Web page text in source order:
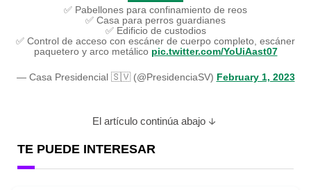
✅ Pabellones para confinamiento de reos
✅ Casa para perros guardianes
✅ Edificio de custodios
✅ Control de acceso con escáner de cuerpo completo, escáner
paquetero y arco metálico pic.twitter.com/YoUiAast07
— Casa Presidencial 🇸🇻 (@PresidenciaSV) February 1, 2023
El artículo continúa abajo
TE PUEDE INTERESAR